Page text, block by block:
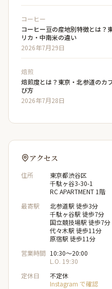
コーヒー
コーヒー豆の産地別特徴とは？
リカ・中南米の違い
2026年7月29日
焙煎
焙煎度とは？東京・北参道のカ
び方
2026年7月28日
アクセス
住所
東京都渋谷区
千駄ヶ谷3-30-1
RC APARTMENT 1階
最寄駅
北参道駅 徒歩3分
千駄ヶ谷駅 徒歩7分
国立競技場駅 徒歩7分
代々木駅 徒歩11分
原宿駅 徒歩11分
営業時間 10:30〜20:00
L.O. 19:30
定休日
不定休
Instagram で確認